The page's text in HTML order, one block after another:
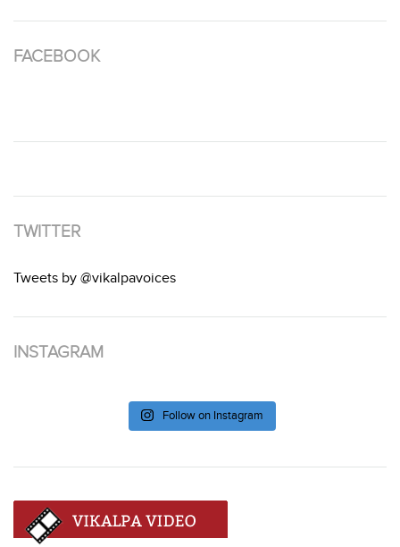
FACEBOOK
TWITTER
Tweets by @vikalpavoices
INSTAGRAM
Follow on Instagram